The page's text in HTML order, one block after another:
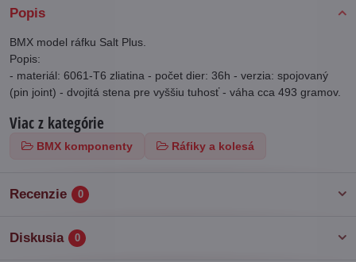
Popis
BMX model ráfku Salt Plus.
Popis:
- materiál: 6061-T6 zliatina - počet dier: 36h - verzia: spojovaný
(pin joint) - dvojitá stena pre vyššiu tuhosť - váha cca 493 gramov.
Viac z kategórie
BMX komponenty Ráfiky a kolesá
Recenzie 0
Diskusia 0